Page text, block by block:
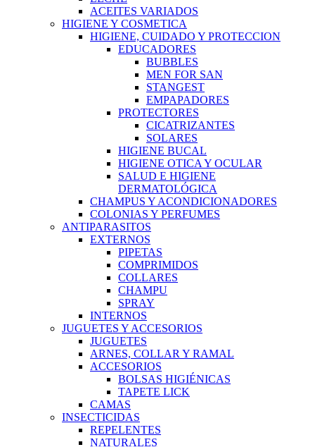
ACEITES VARIADOS
HIGIENE Y COSMETICA
HIGIENE, CUIDADO Y PROTECCION
EDUCADORES
BUBBLES
MEN FOR SAN
STANGEST
EMPAPADORES
PROTECTORES
CICATRIZANTES
SOLARES
HIGIENE BUCAL
HIGIENE OTICA Y OCULAR
SALUD E HIGIENE
DERMATOLÓGICA
CHAMPUS Y ACONDICIONADORES
COLONIAS Y PERFUMES
ANTIPARASITOS
EXTERNOS
PIPETAS
COMPRIMIDOS
COLLARES
CHAMPU
SPRAY
INTERNOS
JUGUETES Y ACCESORIOS
JUGUETES
ARNES, COLLAR Y RAMAL
ACCESORIOS
BOLSAS HIGIÉNICAS
TAPETE LICK
CAMAS
INSECTICIDAS
REPELENTES
NATURALES